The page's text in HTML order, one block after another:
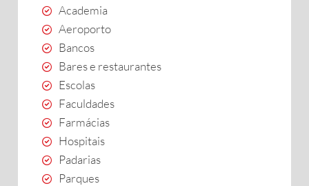
Academia
Aeroporto
Bancos
Bares e restaurantes
Escolas
Faculdades
Farmácias
Hospitais
Padarias
Parques